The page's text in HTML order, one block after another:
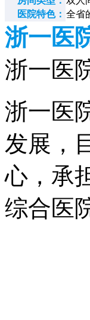
医院特色： 全省
浙一医
浙一医
浙一医
发展，
心，承
综合医